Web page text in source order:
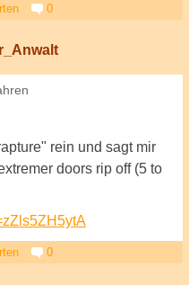
0
rein und sagt mir
doors rip off (5 to
0